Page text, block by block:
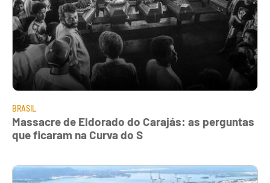
BRASIL
Massacre de Eldorado do Carajás: as perguntas
que ficaram na Curva do S